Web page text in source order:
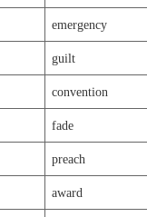
emergency
guilt
convention
fade
preach
award